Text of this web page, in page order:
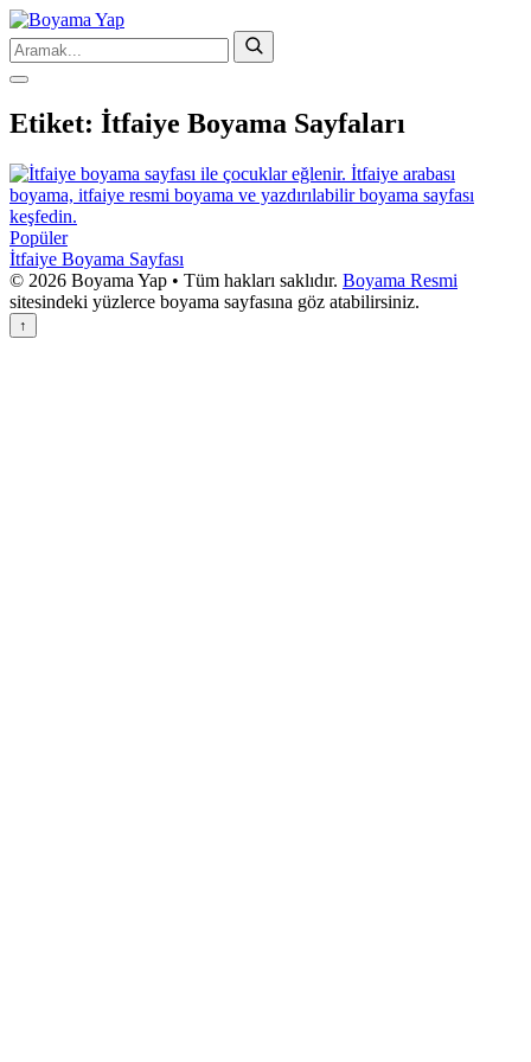
Etiket: İtfaiye Boyama Sayfaları
Popüler
İtfaiye Boyama Sayfası
© 2026 Boyama Yap • Tüm hakları saklıdır. Boyama Resmi
sitesindeki yüzlerce boyama sayfasına göz atabilirsiniz.
↑